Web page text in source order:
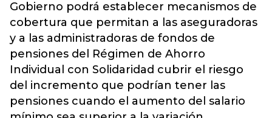
Gobierno podrá establecer mecanismos de
cobertura que permitan a las aseguradoras
y a las administradoras de fondos de
pensiones del Régimen de Ahorro
Individual con Solidaridad cubrir el riesgo
del incremento que podrían tener las
pensiones cuando el aumento del salario